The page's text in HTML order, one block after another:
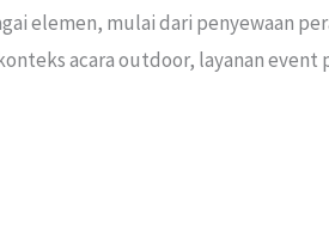
elemen, mulai dari penyewaan
acara outdoor, layanan